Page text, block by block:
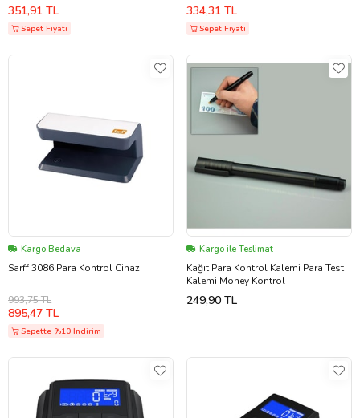
Pratik Kolay
351,91 TL
Sepet Fiyatı
Kontrol Kalemi
334,31 TL
Sepet Fiyatı
Kargo Bedava
Sarff 3086 Para Kontrol Cihazı
993,75 TL
895,47 TL
Sepette %10 İndirim
Kargo ile Teslimat
Kağıt Para Kontrol Kalemi Para Test
Kalemi Money Kontrol
249,90 TL